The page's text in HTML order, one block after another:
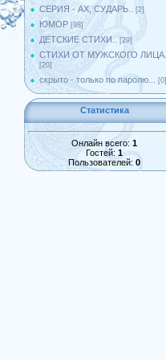
СЕРИЯ - АХ, СУДАРЬ.. [2]
ЮМОР [98]
ДЕТСКИЕ СТИХИ.. [29]
СТИХИ ОТ МУЖСКОГО ЛИЦА..
[20]
скрыто - только по паролю... [0]
Статистика
Онлайн всего: 1
Гостей: 1
Пользователей: 0